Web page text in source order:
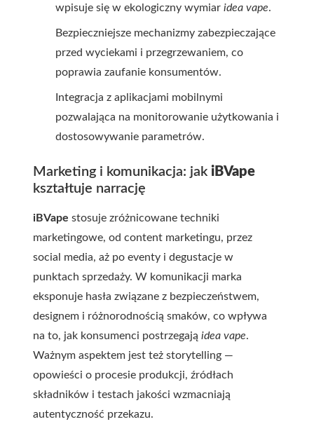
wpisuje się w ekologiczny wymiar idea vape.
Bezpieczniejsze mechanizmy zabezpieczające
przed wyciekami i przegrzewaniem, co
poprawia zaufanie konsumentów.
Integracja z aplikacjami mobilnymi
pozwalająca na monitorowanie użytkowania i
dostosowywanie parametrów.
Marketing i komunikacja: jak iBVape
kształtuje narrację
iBVape stosuje zróżnicowane techniki
marketingowe, od content marketingu, przez
social media, aż po eventy i degustacje w
punktach sprzedaży. W komunikacji marka
eksponuje hasła związane z bezpieczeństwem,
designem i różnorodnością smaków, co wpływa
na to, jak konsumenci postrzegają idea vape.
Ważnym aspektem jest też storytelling —
opowieści o procesie produkcji, źródłach
składników i testach jakości wzmacniają
autentyczność przekazu.